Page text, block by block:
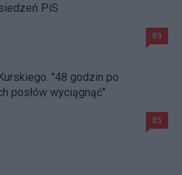
PiS
89
"48 godzin po
posłów wyciągnąć"
85